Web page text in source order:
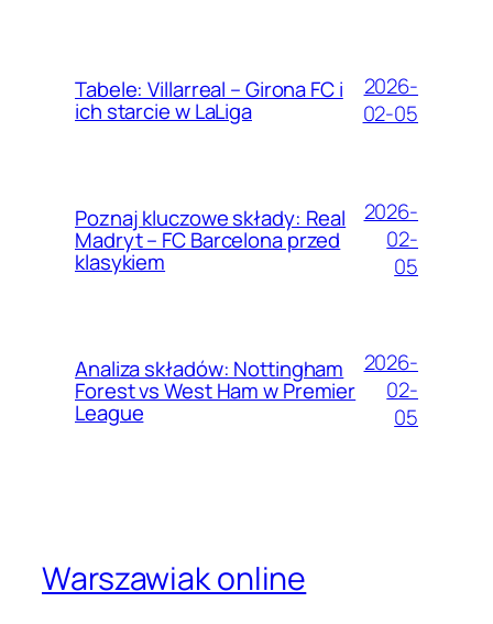
Tabele: Villarreal – Girona FC i
ich starcie w LaLiga
2026-
02-05
Poznaj kluczowe składy: Real
Madryt – FC Barcelona przed
klasykiem
2026-
02-
05
Analiza składów: Nottingham
Forest vs West Ham w Premier
League
2026-
02-
05
Warszawiak online